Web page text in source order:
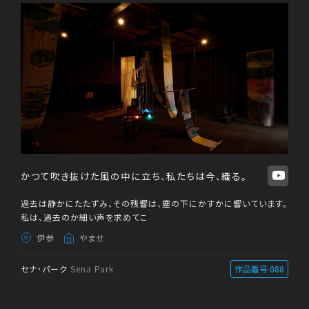
かつて吹き抜けた風の中に立ち、私たちは今、織る。
過去は静かにたたずみ、その残響は、塵の下にかすかに響いています。
私は、過去のか細い声を求めてこ
伊参
やませ
セナ･パーク Sena Park 作品番号 088